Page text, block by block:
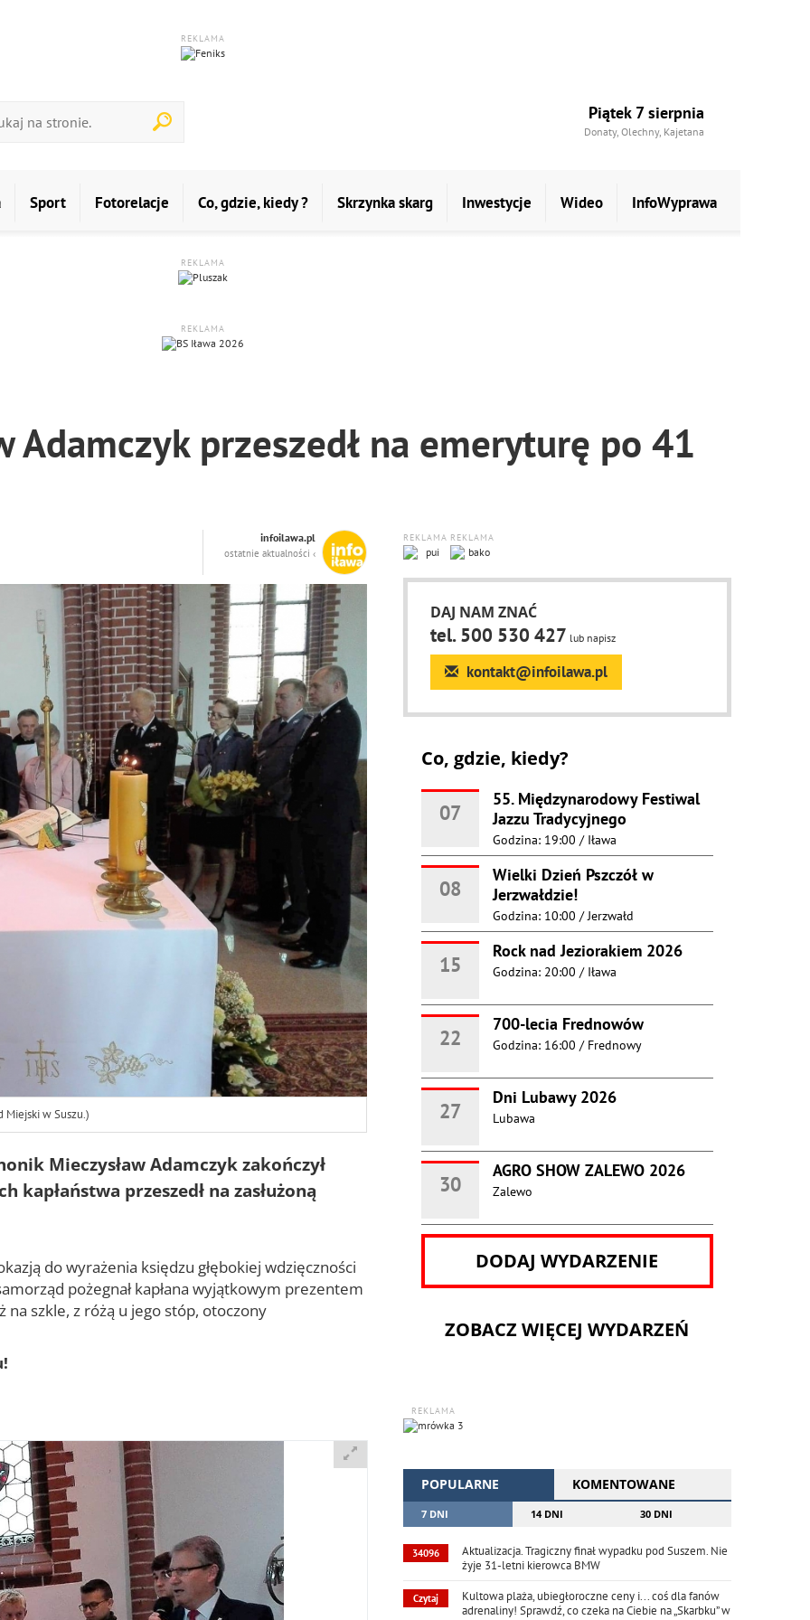
REKLAMA
Piątek 7 sierpnia
Donaty, Olechny, Kajetana
Sport Fotorelacje Co, gdzie, kiedy ? Skrzynka skarg Inwestycje Wideo InfoWyprawa
REKLAMA
REKLAMA
Adamczyk przeszedł na emeryturę po 41
infoilawa.pl
ostatnie aktualności ‹
Miejski w Suszu.)
Mieczysław Adamczyk zakończył
kapłaństwa przeszedł na zasłużoną
do wyrażenia księdzu głębokiej wdzięczności
pożegnał kapłana wyjątkowym prezentem
szkle, z różą u jego stóp, otoczony
REKLAMA REKLAMA
DAJ NAM ZNAĆ
tel. 500 530 427 lub napisz
kontakt@infoilawa.pl
Co, gdzie, kiedy?
07
55. Międzynarodowy Festiwal
Jazzu Tradycyjnego
Godzina: 19:00 / Iława
08
Wielki Dzień Pszczół w
Jerzwałdzie!
Godzina: 10:00 /Jerzwałd
15
Rock nad Jeziorakiem 2026
Godzina: 20:00 / Iława
22
700-lecia Frednowów
Godzina: 16:00 / Frednowy
27
Dni Lubawy 2026
Lubawa
30
AGRO SHOW ZALEWO 2026
Zalewo
DODAJ WYDARZENIE
ZOBACZ WIĘCEJ WYDARZEŃ
REKLAMA
POPULARNE KOMENTOWANE
7 DNI 14 DNI 30 DNI
34096
Aktualizacja. Tragiczny finał wypadku pod Suszem. Nie
żyje 31-letni kierowca BMW
Czytaj
Kultowa plaża, ubiegłoroczne ceny i... coś dla fanów
adrenaliny! Sprawdź, co czeka na Ciebie na „Skarbku” w